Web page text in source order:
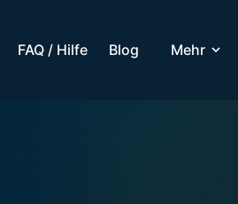
FAQ / Hilfe Blog Mehr